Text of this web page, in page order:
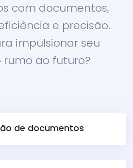
com documentos,
e precisão.
impulsionar seu
rumo ao futuro?
de documentos